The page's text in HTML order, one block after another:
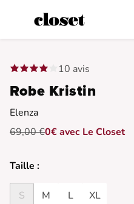
10 avis
Robe Kristin
Elenza
69,00 €0€ avec Le Closet
Taille :
S M L XL